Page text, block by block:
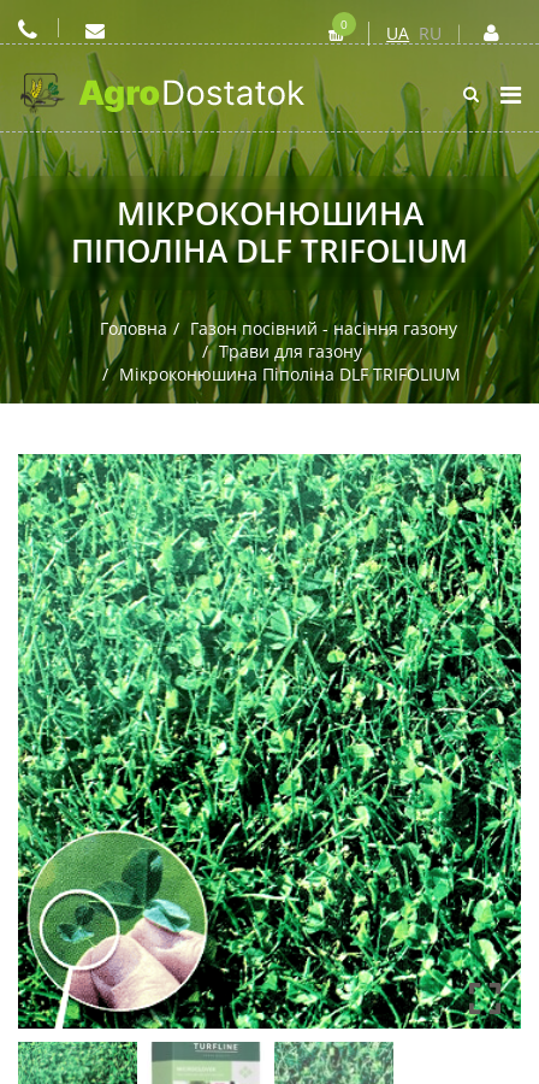
UA RU
0
МІКРОКОНЮШИНА
ПІПОЛІНА DLF TRIFOLIUM
Головна
Газон посівний - насіння газону
Трави для газону
Мікроконюшина Піполіна DLF TRIFOLIUM